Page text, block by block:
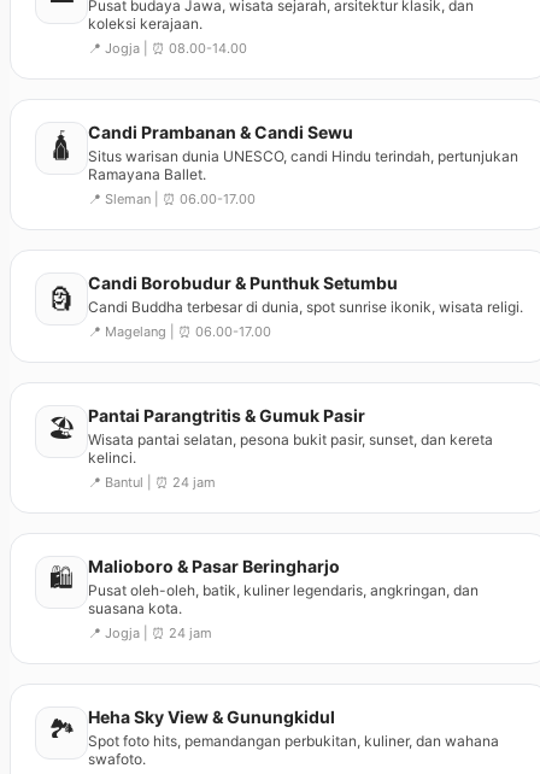
Pusat budaya Jawa, wisata sejarah, arsitektur klasik, dan
koleksi kerajaan.
📍 Jogja | ⏰ 08.00-14.00
🛕 Candi Prambanan & Candi Sewu
Situs warisan dunia UNESCO, candi Hindu terindah, pertunjukan
Ramayana Ballet.
📍 Sleman | ⏰ 06.00-17.00
🗿
Candi Borobudur & Punthuk Setumbu
Candi Buddha terbesar di dunia, spot sunrise ikonik, wisata religi.
📍 Magelang | ⏰ 06.00-17.00
🏖️ Pantai Parangtritis & Gumuk Pasir
Wisata pantai selatan, pesona bukit pasir, sunset, dan kereta
kelinci.
📍 Bantul | ⏰ 24 jam
🛍️ Malioboro & Pasar Beringharjo
Pusat oleh-oleh, batik, kuliner legendaris, angkringan, dan
suasana kota.
📍 Jogja | ⏰ 24 jam
🏞️ Heha Sky View & Gunungkidul
Spot foto hits, pemandangan perbukitan, kuliner, dan wahana
swafoto.